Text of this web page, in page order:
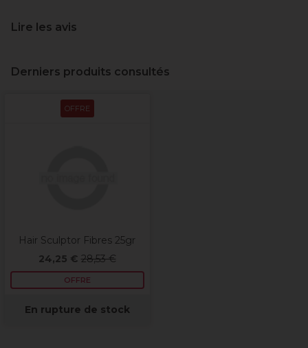
Lire les avis
Derniers produits consultés
OFFRE
Hair Sculptor Fibres 25gr
24,25 € 28,53 €
OFFRE
En rupture de stock